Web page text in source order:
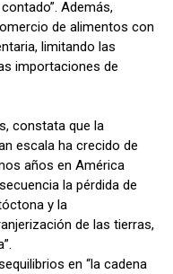
Además,
de alimentos con
limitando las
importaciones de
constata que la
escala ha crecido de
años en América
la pérdida de
y la
de las tierras,
en “la cadena